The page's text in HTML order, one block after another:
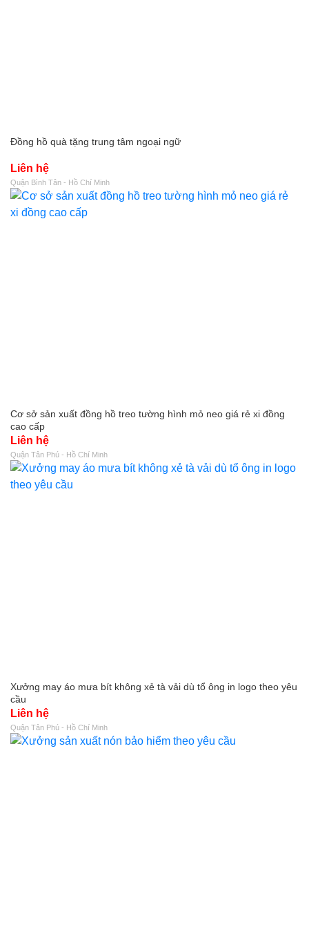
Đồng hồ quà tặng trung tâm ngoại ngữ
Liên hệ
Quận Bình Tân - Hồ Chí Minh
Cơ sở sản xuất đồng hồ treo tường hình mỏ neo giá rẻ xi đồng
cao cấp
Liên hệ
Quận Tân Phú - Hồ Chí Minh
Xưởng may áo mưa bít không xẻ tà vải dù tổ ông in logo theo yêu
cầu
Liên hệ
Quận Tân Phú - Hồ Chí Minh